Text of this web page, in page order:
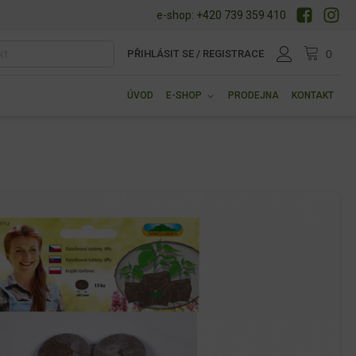
e-shop: +420 739 359 410
PŘIHLÁSIT SE / REGISTRACE
ÚVOD E-SHOP PRODEJNA KONTAKT